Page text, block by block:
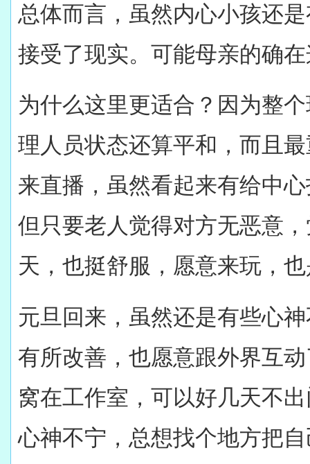
总体而言，虽然内心小孩还
接受了现实。可能母亲的确
为什么这里更适合？因为整
理人员状态还算平和，而且
来直播，虽然看起来有给中
但只要老人觉得对方无恶意
天，也挺舒服，愿意来玩，
元旦回来，虽然还是有些心
有所改善，也愿意跟外界互
窝在工作室，可以好几天不
心神不宁，总想找个地方把